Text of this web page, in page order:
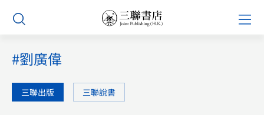
Skip
content
#劉廣偉
三聯出版 三聯說書